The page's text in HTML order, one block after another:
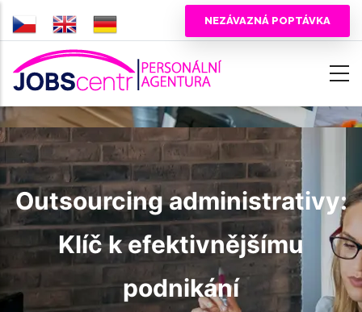
Přejít
hlavnímu
obsahu
NEZÁVAZNÁ POPTÁVKA
Outsourcing administrativy:
Klíč k efektivnějšímu
podnikání